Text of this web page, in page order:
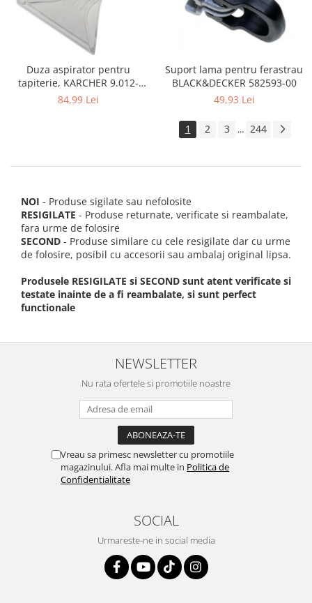
Duza aspirator pentru
tapiterie, KARCHER 9.012-
278.0, SE4001, SE4002, SE5100
84,99 Lei
Suport lama pentru ferastrau
BLACK&DECKER 582593-00
49,93 Lei
1 2 3 ... 244
NOI - Produse sigilate sau nefolosite
RESIGILATE - Produse returnate, verificate si reambalate,
fara urme de folosire
SECOND - Produse similare cu cele resigilate dar cu urme
de folosire, posibil cu accesorii sau ambalaj original lipsa.
Produsele RESIGILATE si SECOND sunt atent verificate si
testate inainte de a fi reambalate, si sunt perfect
functionale
NEWSLETTER
Nu rata ofertele si promotiile noastre
Vreau sa primesc newsletter cu promotiile
magazinului. Afla mai multe in Politica de
Confidentialitate
SOCIAL
Urmareste-ne in social media